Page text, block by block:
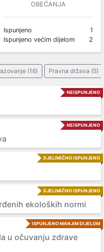
OBEĆANJA
Ispunjeno
1
Ispunjeno većim dijelom
2
(16) Pravna država (5)
NEISPUNJENO
NEISPUNJENO
DJELIMIČNO ISPUNJENO
DJELIMIČNO ISPUNJENO
ekoloških normi
ISPUNJENO MANJIM DIJELOM
u očuvanju zdrave